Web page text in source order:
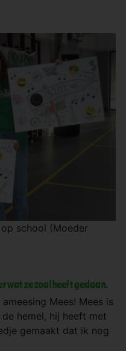
wat ze zoal heeft gedaan.
Mees! Mees is
hemel, hij heeft met
gemaakt dat ik nog
school (Moeder